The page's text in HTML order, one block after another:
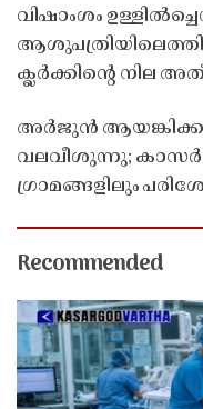
വിഷാംശം
ആശുപത്രിയിലെത്തി;
ക്ലർക്കിൻ്റെ നില
അർജുൻ
വലവീശുന്നു;
ഗ്രാമങ്ങളിലും
Recommended